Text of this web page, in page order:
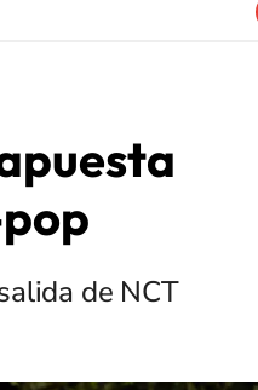
de NCT